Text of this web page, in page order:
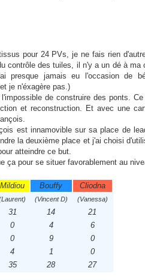
pour 24 PVs, je ne fais rien
contrôle des tuiles, il n'y a un dé à ma
presque jamais eu l'occasion de
je n'éxagère pas.)
de construire des ponts.
et reconstruction. Et avec une
est innamovible sur sa place de
la deuxième place et j'ai choisi
atteindre ce but.
ça pour se situer favorablement au
Mildiou Bouffy Cliodna
(Vincent D) (Vanessa)
31 14
21
0 4
6
0 9
0
4 1
0
35 28 27